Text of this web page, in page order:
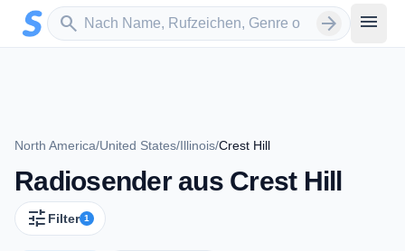
Zum Hauptinhalt springen
search
Sender suchen arrow_forward menu
North America/United States/Illinois/Crest Hill
Radiosender aus Crest Hill
tune Filter 1